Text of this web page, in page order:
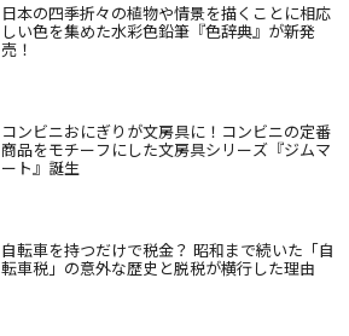
日本の四季折々の植物や情景を描くことに相応
しい色を集めた水彩色鉛筆『色辞典』が新発
売！
コンビニおにぎりが文房具に！コンビニの定番
商品をモチーフにした文房具シリーズ『ジムマ
ート』誕生
自転車を持つだけで税金？ 昭和まで続いた「自
転車税」の意外な歴史と脱税が横行した理由